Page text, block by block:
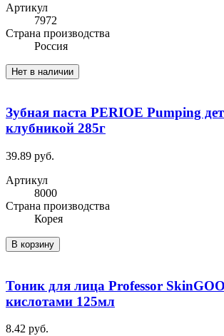
Артикул
7972
Cтрана производства
Россия
Нет в наличии
Зубная паста PERIOE Pumping
клубникой 285г
39.89 руб.
Артикул
8000
Cтрана производства
Корея
В корзину
Тоник для лица Professor
кислотами 125мл
8.42 руб.